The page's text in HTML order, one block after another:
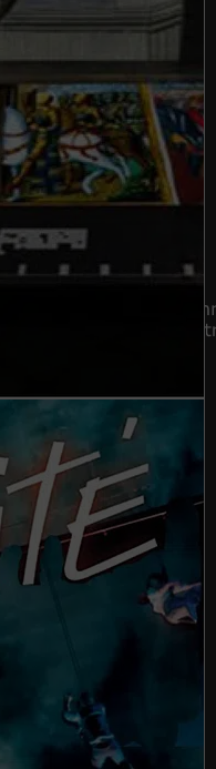
portes
en France à
de l’artiste
ses portes le 20
week-end de [...]